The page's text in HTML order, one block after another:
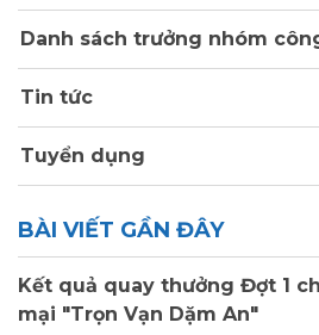
Danh sách trưởng nhóm
Tin tức
Tuyển dụng
BÀI VIẾT GẦN ĐÂY
Kết quả quay thưởng Đợt 1
mại "Trọn Vạn Dặm An"